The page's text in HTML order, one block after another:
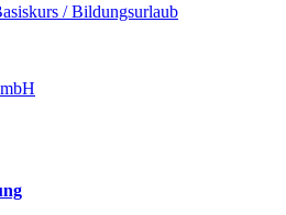
/ Bildungsurlaub